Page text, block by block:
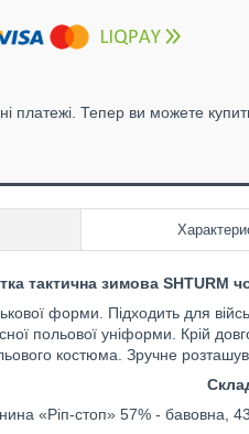
платежі. Тепер ви можете
тактична зимова SHTURM
форми. Підходить для
польової уніформи. Крій
костюма. Зручне
«Ріп-стоп» 57% - бавовна,